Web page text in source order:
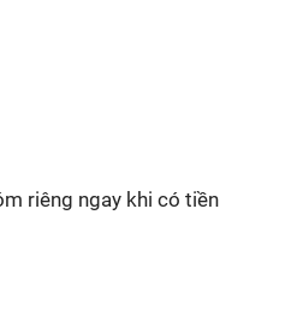
riêng ngay khi có tiền